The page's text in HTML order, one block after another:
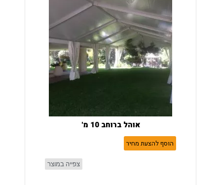
אוהל ברוחב 10 מ'
הוסף להצעת מחיר
צפייה במוצר